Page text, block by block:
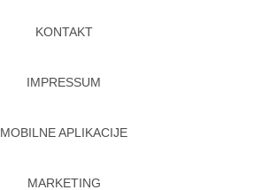
KONTAKT
IMPRESSUM
MOBILNE APLIKACIJE
MARKETING